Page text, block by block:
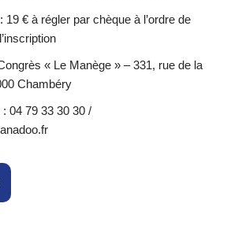
19 € à régler par chèque à l’ordre de
« Le Manège » – 331, rue de la
Chambéry
04 79 33 30 30 /